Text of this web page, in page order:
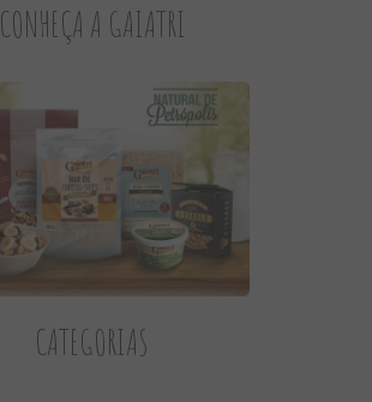
CONHEÇA A GAIATRI
CATEGORIAS